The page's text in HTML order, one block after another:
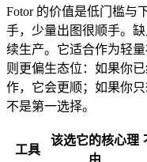
Fotor 的价值是低门槛与
手，少量出图很顺手。
续生产。它适合作为轻
则更偏生态位：如果你
作，它会更顺；如果你
不是第一选择。
工具
该选它的核心理
由